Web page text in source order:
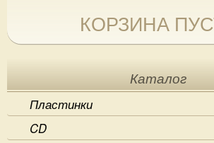
КОРЗИНА
Каталог
Пластинки
CD